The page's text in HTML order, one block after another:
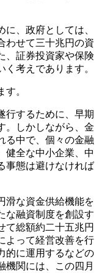
、政府としては、
わせて三十兆円の資
、証券投資家や保険
考えであります。
。
行するために、早期
。しかしながら、金
る中で、個々の金融
健全な中小企業、中
事態は避けなければ
滑な資金供給機能を
な融資制度を創設す
て総額約二十五兆円
よって経営改善を行
的に運用するなどの
機関には、この四月